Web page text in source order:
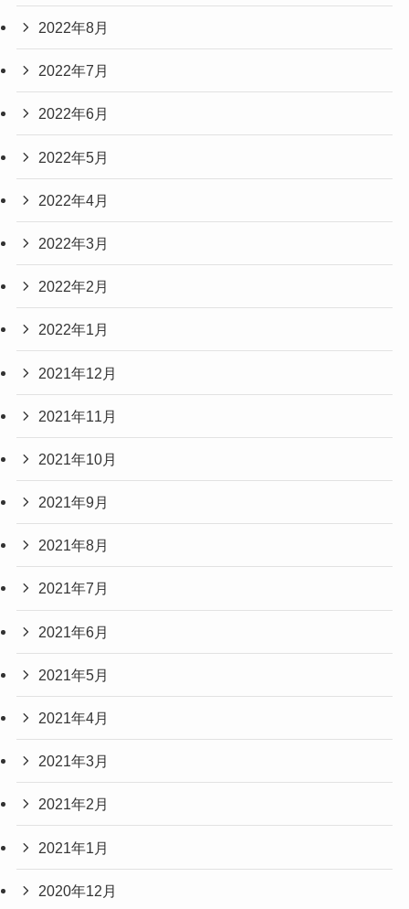
2022年8月
2022年7月
2022年6月
2022年5月
2022年4月
2022年3月
2022年2月
2022年1月
2021年12月
2021年11月
2021年10月
2021年9月
2021年8月
2021年7月
2021年6月
2021年5月
2021年4月
2021年3月
2021年2月
2021年1月
2020年12月